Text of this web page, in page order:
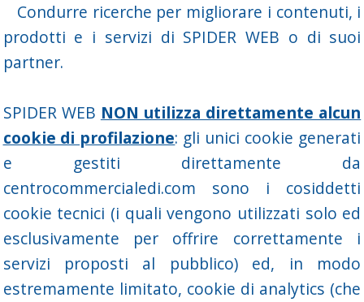
Condurre ricerche per migliorare i contenuti, i
prodotti e i servizi di SPIDER WEB o di suoi
partner.
SPIDER WEB NON utilizza direttamente alcun
cookie di profilazione: gli unici cookie generati
e gestiti direttamente da
centrocommercialedi.com sono i cosiddetti
cookie tecnici (i quali vengono utilizzati solo ed
esclusivamente per offrire correttamente i
servizi proposti al pubblico) ed, in modo
estremamente limitato, cookie di analytics (che